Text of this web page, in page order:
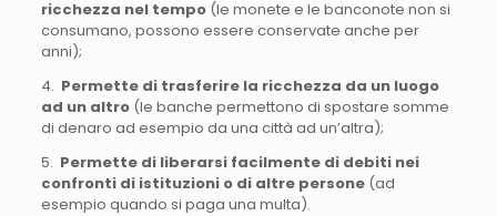
ricchezza nel tempo (le monete e le banconote non si
consumano, possono essere conservate anche per
anni);
4. Permette di trasferire la ricchezza da un luogo
ad un altro (le banche permettono di spostare somme
di denaro ad esempio da una città ad un’altra);
5. Permette di liberarsi facilmente di debiti nei
confronti di istituzioni o di altre persone(ad
esempio quando si paga una multa).